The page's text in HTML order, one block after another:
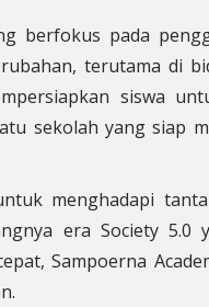
berfokus pada
terutama di
siswa
sekolah yang siap
menghadapi
era Society
Sampoerna